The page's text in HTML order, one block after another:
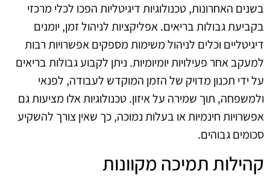
בשנים האחרונות, טכנולוגיות דיגיטליות הפכו לכלי מרכזי
בקביעת גבולות בריאים. אפליקציות לניהול זמן, יומנים
דיגיטליים וכלים לניהול משימות מספקים אפשרויות רבות
למעקב אחר פעילויות יומיומיות. ניתן לקבוע גבולות בריאים
על ידי תכנון מדויק של הזמן המוקדש לעבודה, לפנאי
ולמשפחה, תוך שמירה על איזון. טכנולוגיות אלו מציעות גם
אפשרויות חינמיות או בעלות נמוכה, כך שאין צורך להשקיע
סכומים גבוהים.
קהילות תמיכה מקוונות